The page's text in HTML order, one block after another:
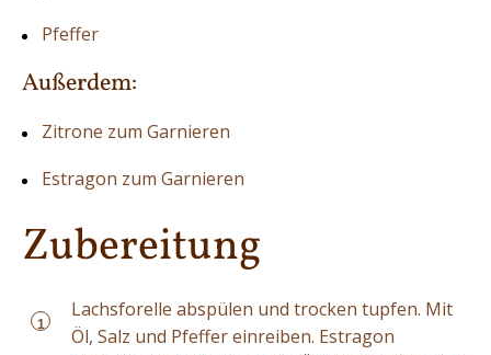
Pfeffer
Außerdem:
Zitrone zum Garnieren
Estragon zum Garnieren
Zubereitung
1
Lachsforelle abspülen und trocken tupfen. Mit
Öl, Salz und Pfeffer einreiben. Estragon